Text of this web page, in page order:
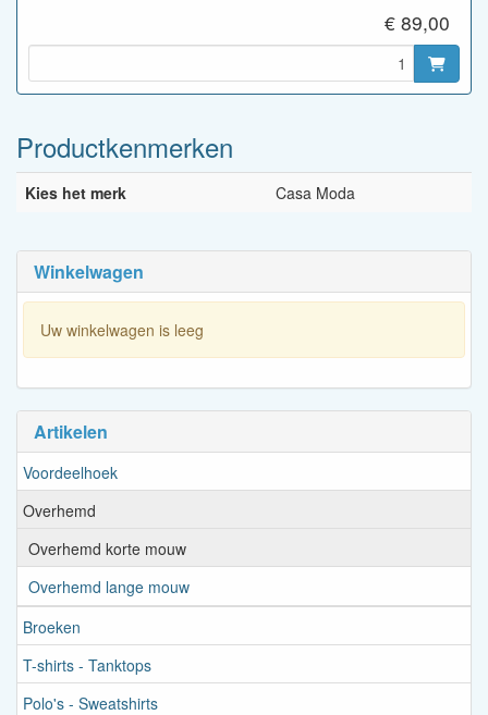
Winkelwagen
Uw winkelwagen is leeg
Artikelen
Voordeelhoek
Overhemd
Overhemd korte mouw
Overhemd lange mouw
Broeken
T-shirts - Tanktops
Polo's - Sweatshirts
€ 89,00
Productkenmerken
Kies het merk Casa Moda